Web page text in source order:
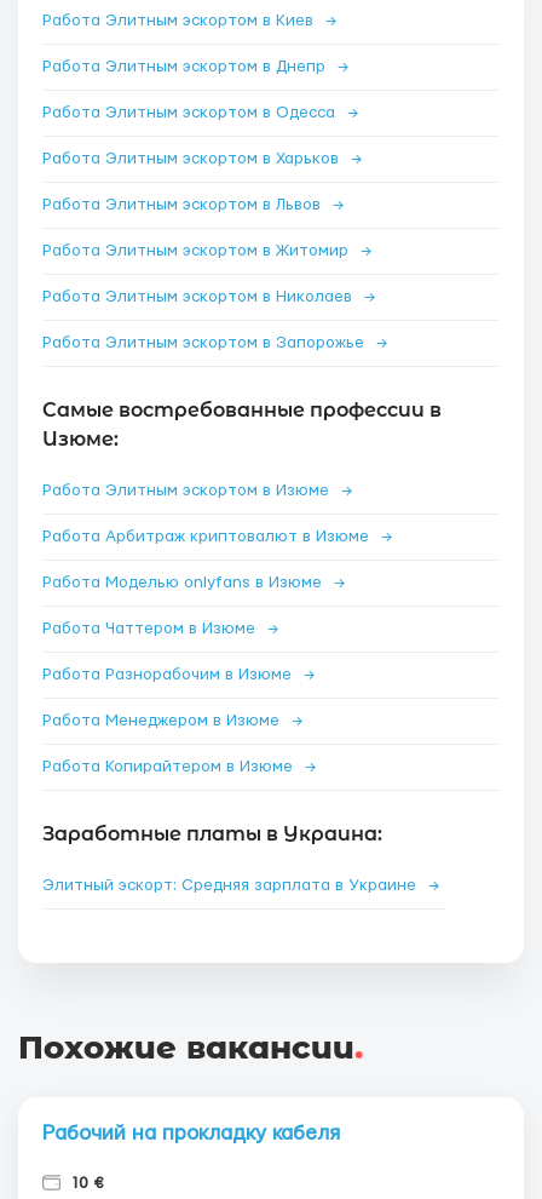
Работа Элитным эскортом в Киев →
Работа Элитным эскортом в Днепр →
Работа Элитным эскортом в Одесса →
Работа Элитным эскортом в Харьков →
Работа Элитным эскортом в Львов →
Работа Элитным эскортом в Житомир →
Работа Элитным эскортом в Николаев →
Работа Элитным эскортом в Запорожье →
Самые востребованные профессии в
Изюме:
Работа Элитным эскортом в Изюме →
Работа Арбитраж криптовалют в Изюме →
Работа Моделью onlyfans в Изюме →
Работа Чаттером в Изюме →
Работа Разнорабочим в Изюме →
Работа Менеджером в Изюме →
Работа Копирайтером в Изюме →
Заработные платы в Украина:
Элитный эскорт: Средняя зарплата в Украине →
Похожие вакансии.
Рабочий на прокладку кабеля
10 €